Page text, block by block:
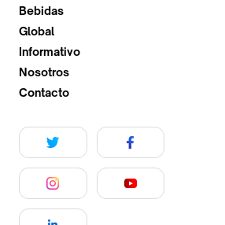
Bebidas
Global
Informativo
Nosotros
Contacto